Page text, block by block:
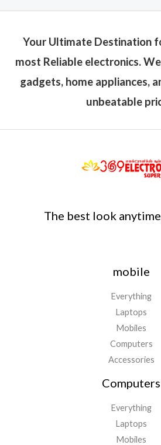
Your Ultimate Destination
most Reliable electronics.
gadgets, home appliances,
unbeatable
The best look
mobile
Everything
Laptops
Mobiles
Computers
Accessories
Computers
Everything
Laptops
Mobiles